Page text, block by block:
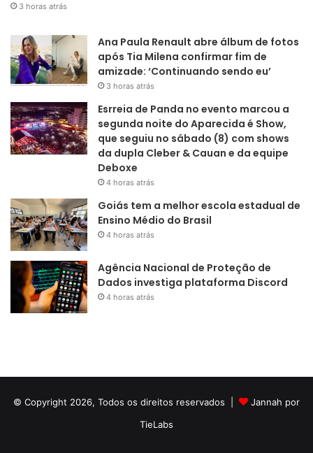
3 horas atrás
Ana Paula Renault abre álbum de fotos
após Tia Milena confirmar fim de
amizade: ‘Continuando sendo eu’
3 horas atrás
Esrreia de Panda no evento marcou a
segunda noite do Aparecida é Show,
que seguiu no sábado (8) com shows
da dupla Cleber & Cauan e da equipe
Deboxe
4 horas atrás
Goiás tem a melhor escola estadual de
Ensino Médio do Brasil
4 horas atrás
Agência Nacional de Proteção de
Dados investiga plataforma Discord
4 horas atrás
© Copyright 2026, Todos os direitos reservados |
Jannah por
TieLabs